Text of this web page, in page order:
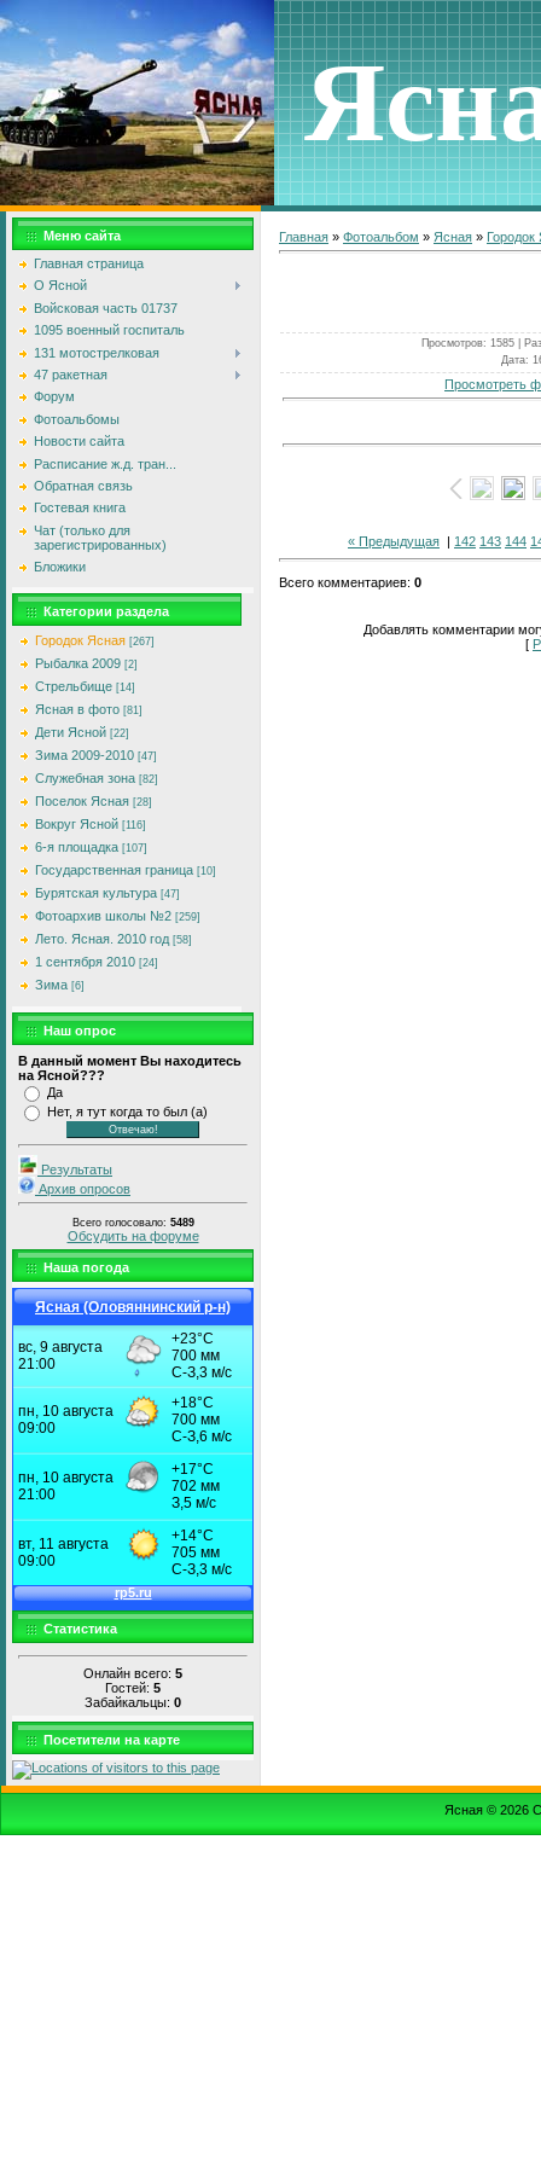
Меню сайта
Главная страница
О Ясной
Войсковая часть 01737
1095 военный госпиталь
131 мотострелковая
47 ракетная
Форум
Фотоальбомы
Новости сайта
Расписание ж.д. тран...
Обратная связь
Гостевая книга
Чат (только для
зарегистрированных)
Бложики
Категории раздела
Городок Ясная [267]
Рыбалка 2009 [2]
Стрельбище [14]
Ясная в фото [81]
Дети Ясной [22]
Зима 2009-2010 [47]
Служебная зона [82]
Поселок Ясная [28]
Вокруг Ясной [116]
6-я площадка [107]
Государственная граница [10]
Бурятская культура [47]
Фотоархив школы №2 [259]
Лето. Ясная. 2010 год [58]
1 сентября 2010 [24]
Зима [6]
Наш опрос
В данный момент Вы находитесь
на Ясной???
Да
Нет, я тут когда то был (а)
Результаты
Архив опросов
Всего голосовало: 5489
Обсудить на форуме
Наша погода
Ясная (Оловяннинский р-н)
Статистика
Онлайн всего: 5
Гостей: 5
Забайкальцы: 0
Посетители на карте
Главная » Фотоальбом » Ясная » Городок
Просмотров: 1585 |
Дата:
Просмотреть
« Предыдущая | 142 143 144
Всего комментариев: 0
Добавлять комментарии
[
Ясная © 2026